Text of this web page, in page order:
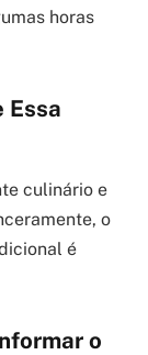
horas
Essa
culinário e
o
é
o